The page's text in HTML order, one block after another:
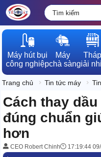
Máy hút bụi
công nghiệp
Máy
chà sàn
Tháp
giải
Trang chủ Tin tức máy
Cách thay
đúng chuẩn
hơn
CEO Robert Chinh 17:19:44